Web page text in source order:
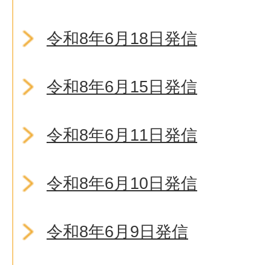
令和8年6月18日発信
令和8年6月15日発信
令和8年6月11日発信
令和8年6月10日発信
令和8年6月9日発信